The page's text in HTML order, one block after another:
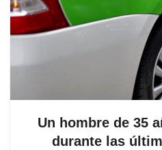
Un hombre de 35
durante las